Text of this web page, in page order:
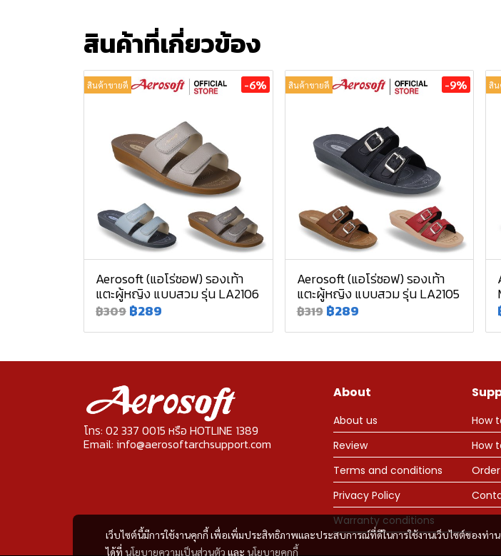
สินค้าที่เกี่ยวข้อง
สินค้าขายดี -6%
Aerosoft (แอโร่ซอฟ) รองเท้า
แตะผู้หญิง แบบสวม รุ่น LA2106
฿309 ฿289
สินค้าขายดี -9%
Aerosoft (แอโร่ซอฟ) รองเท้า
แตะผู้หญิง แบบสวม รุ่น LA2105
฿319 ฿289
สิน
เว็บไซต์นี้มีการใช้งานคุกกี้ เพื่อเพิ่มประสิทธิภาพและประสบการณ์ที่ดีในการใช้งานเว็บไซต์ของท่า
ได้ที่ นโยบายความเป็นส่วนตัว และ นโยบายคุกกี้
โทร: 02 337 0015 หรือ HOTLINE 1389
Email: info@aerosoftarchsupport.com
About
About us
Review
Terms and conditions
Privacy Policy
Warranty conditions
How
How